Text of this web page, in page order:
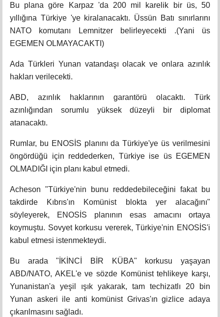
Bu plana göre Karpaz 'da 200 mil karelik bir üs, 50
yıllığına Türkiye 'ye kiralanacaktı. Üssün Batı sınırlarını
NATO komutanı Lemnitzer belirleyecekti .(Yani üs
EGEMEN OLMAYACAKTI)
Ada Türkleri Yunan vatandaşı olacak ve onlara azınlık
hakları verilecekti.
ABD, azınlık haklarının garantörü olacaktı. Türk
azınlığından sorumlu yüksek düzeyli bir diplomat
atanacaktı.
Rumlar, bu ENOSİS planını da Türkiye'ye üs verilmesini
öngördüğü için reddederken, Türkiye ise üs EGEMEN
OLMADIĞI için planı kabul etmedi.
Acheson "Türkiye'nin bunu reddedebileceğini fakat bu
takdirde Kıbrıs'ın Komünist blokta yer alacağını"
söyleyerek, ENOSİS planının esas amacını ortaya
koymuştu. Sovyet korkusu vererek, Türkiye'nin ENOSİS'i
kabul etmesi istenmekteydi.
Bu arada "İKİNCİ BİR KÜBA" korkusu yaşayan
ABD/NATO, AKEL'e ve sözde Komünist tehlikeye karşı,
Yunanistan'a yeşil ışık yakarak, tam techizatlı 20 bin
Yunan askeri ile anti komünist Grivas'ın gizlice adaya
çıkarılmasını sağladı.